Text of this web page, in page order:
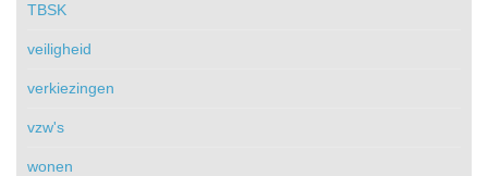
TBSK
veiligheid
verkiezingen
vzw's
wonen